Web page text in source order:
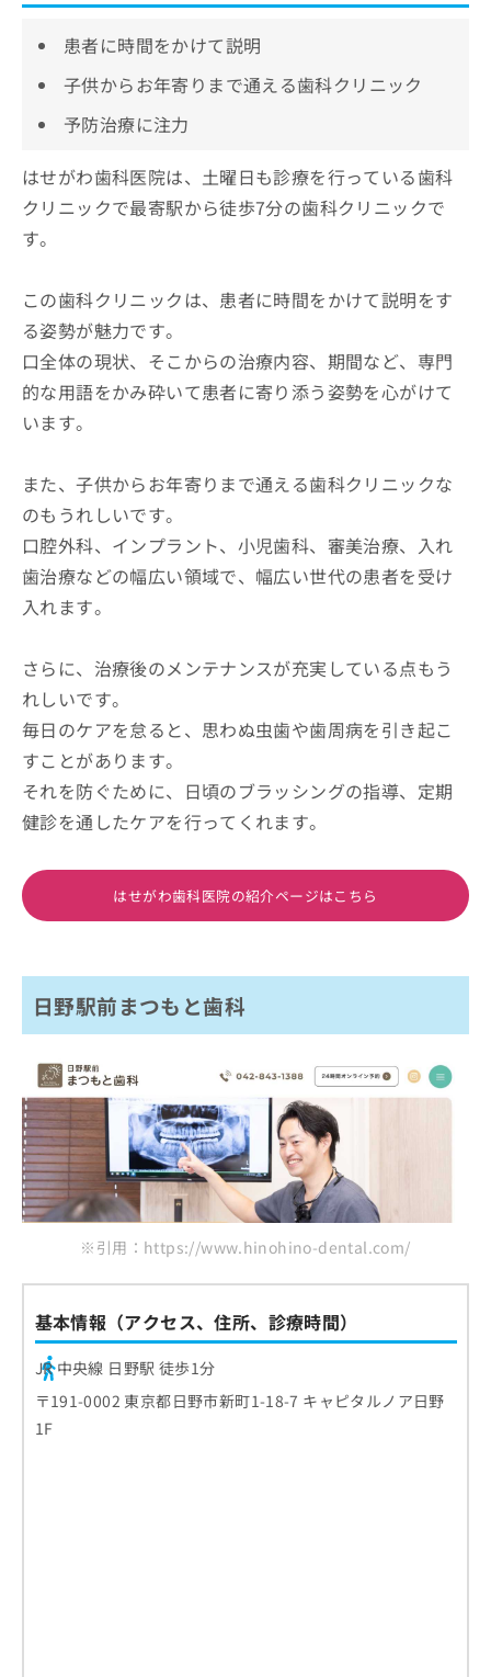
患者に時間をかけて説明
子供からお年寄りまで通える歯科クリニック
予防治療に注力
はせがわ歯科医院は、土曜日も診療を行っている歯科
クリニックで最寄駅から徒歩7分の歯科クリニックで
す。
この歯科クリニックは、患者に時間をかけて説明をす
る姿勢が魅力です。
口全体の現状、そこからの治療内容、期間など、専門
的な用語をかみ砕いて患者に寄り添う姿勢を心がけて
います。
また、子供からお年寄りまで通える歯科クリニックな
のもうれしいです。
口腔外科、インプラント、小児歯科、審美治療、入れ
歯治療などの幅広い領域で、幅広い世代の患者を受け
入れます。
さらに、治療後のメンテナンスが充実している点もう
れしいです。
毎日のケアを怠ると、思わぬ虫歯や歯周病を引き起こ
すことがあります。
それを防ぐために、日頃のブラッシングの指導、定期
健診を通したケアを行ってくれます。
はせがわ歯科医院の紹介ページはこちら
日野駅前まつもと歯科
※引用：https://www.hinohino-dental.com/
基本情報（アクセス、住所、診療時間）
JR 中央線 日野駅 徒歩1分
〒191-0002 東京都日野市新町1-18-7 キャピタルノア日野
1F